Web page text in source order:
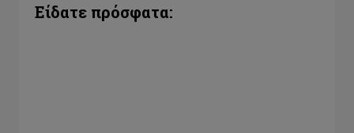
Είδατε πρόσφατα: